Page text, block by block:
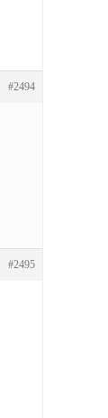
#2494
#2495